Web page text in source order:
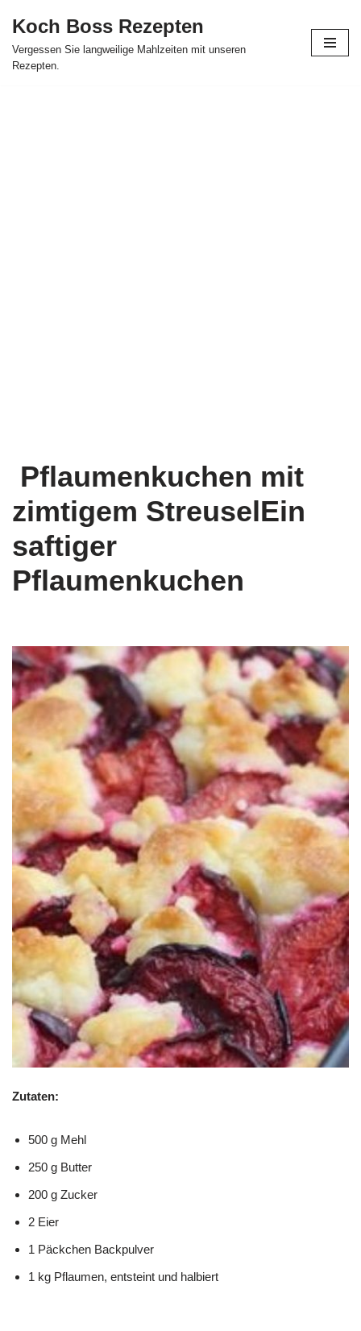
Skip
to
Koch Boss Rezepten
Vergessen Sie langweilige Mahlzeiten mit unseren
Rezepten.
Pflaumenkuchen mit
zimtigem StreuselEin
saftiger
Pflaumenkuchen
Zutaten:
500 g Mehl
250 g Butter
200 g Zucker
2 Eier
1 Päckchen Backpulver
1 kg Pflaumen, entsteint und halbiert